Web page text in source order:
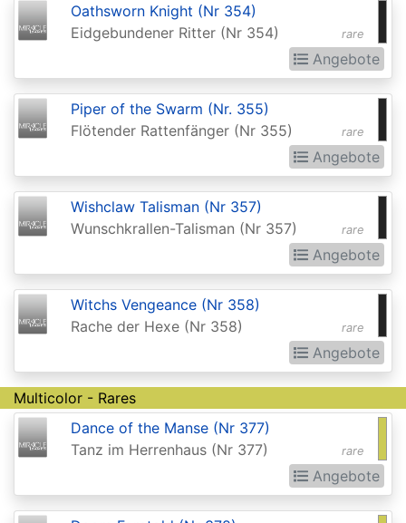
Amonkhet
Amonkhet
Antiquities
Apocalypse
Nights
Arena
Avacyn
Restored
Gate:
Commander
Baldurs
Gate:
rare
Oathsworn Knight (Nr 354)
Eidgebundener Ritter (Nr 354)
Angebote
rare
Piper of the Swarm (Nr. 355)
Flötender Rattenfänger (Nr 355)
Angebote
rare
Wishclaw Talisman (Nr 357)
Wunschkrallen-Talisman (Nr 357)
Angebote
rare
Witchs Vengeance (Nr 358)
Rache der Hexe (Nr 358)
Angebote
Multicolor - Rares
rare
Dance of the Manse (Nr 377)
Tanz im Herrenhaus (Nr 377)
Angebote